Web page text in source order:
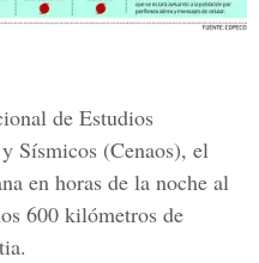
de Estudios
Sísmicos (Cenaos), el
en horas de la noche al
600 kilómetros de
.